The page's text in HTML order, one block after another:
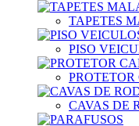
TAPETES
PISO
PROTETOR
CAVAS DE